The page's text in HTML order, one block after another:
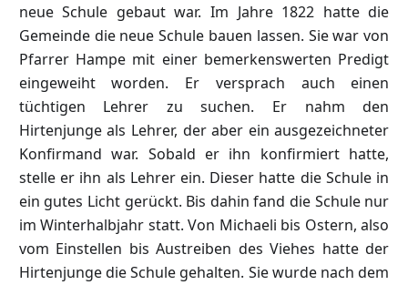
neue Schule gebaut war. Im Jahre 1822 hatte die
Gemeinde die neue Schule bauen lassen. Sie war von
Pfarrer Hampe mit einer bemerkenswerten Predigt
eingeweiht worden. Er versprach auch einen
tüchtigen Lehrer zu suchen. Er nahm den
Hirtenjunge als Lehrer, der aber ein ausgezeichneter
Konfirmand war. Sobald er ihn konfirmiert hatte,
stelle er ihn als Lehrer ein. Dieser hatte die Schule in
ein gutes Licht gerückt. Bis dahin fand die Schule nur
im Winterhalbjahr statt. Von Michaeli bis Ostern, also
vom Einstellen bis Austreiben des Viehes hatte der
Hirtenjunge die Schule gehalten. Sie wurde nach dem